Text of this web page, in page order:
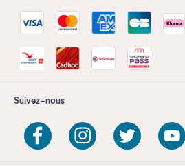
Suivez-nous